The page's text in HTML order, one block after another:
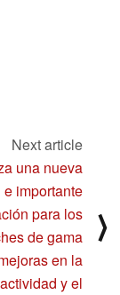
Next article
una nueva
e importante
para los
de gama
en la
actividad y el
⟩